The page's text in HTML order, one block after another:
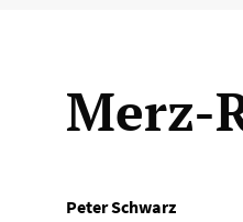
Merz-
Peter Schwarz